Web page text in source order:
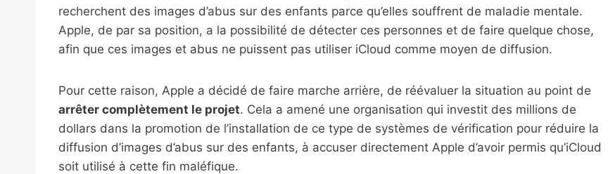
recherchent des images d’abus sur des enfants parce qu’elles souffrent de maladie mentale.
Apple, de par sa position, a la possibilité de détecter ces personnes et de faire quelque chose,
afin que ces images et abus ne puissent pas utiliser iCloud comme moyen de diffusion.
Pour cette raison, Apple a décidé de faire marche arrière, de réévaluer la situation au point de
arrêter complètement le projet. Cela a amené une organisation qui investit des millions de
dollars dans la promotion de l’installation de ce type de systèmes de vérification pour réduire la
diffusion d’images d’abus sur des enfants, à accuser directement Apple d’avoir permis qu’iCloud
soit utilisé à cette fin maléfique.